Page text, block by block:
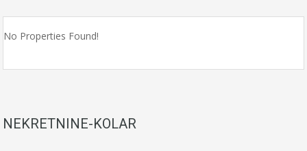
No Properties Found!
NEKRETNINE-KOLAR